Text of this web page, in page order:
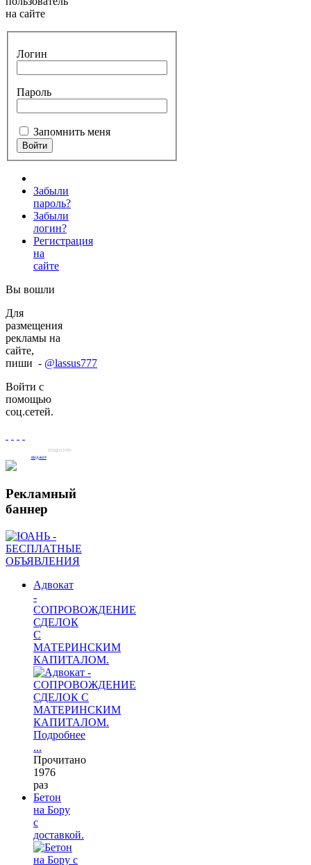
на сайте
Логин
Пароль
Запомнить меня
Забыли
пароль?
Забыли
логин?
Регистрация
на
сайте
Вы вошли
Для
размещения
рекламы на
сайте,
пиши - @lassus777
Войти с
помощью
соц.сетей.
slogin.info
виджет
Рекламный
баннер
Адвокат
-
СОПРОВОЖДЕНИЕ
СДЕЛОК
С
МАТЕРИНСКИМ
КАПИТАЛОМ.
Подробнее
...
Прочитано
1976
раз
Бетон
на Бору
с
доставкой.